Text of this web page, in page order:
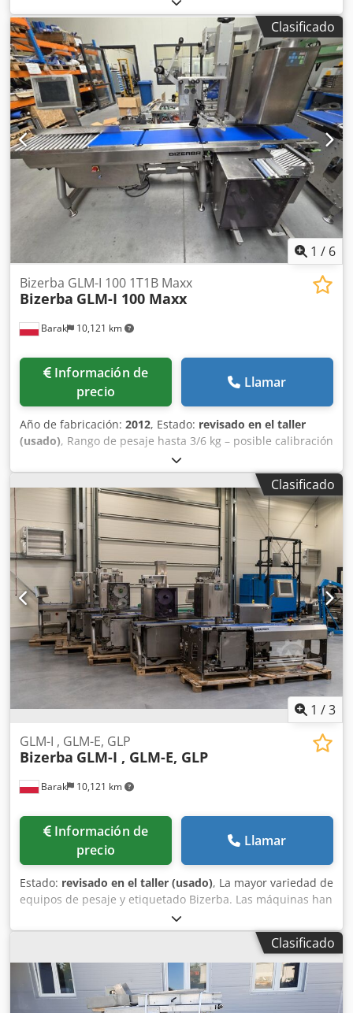
etiquetado (2x). Etiquetado. Peso del producto desde 150
g, presión de trabajo 6 bar. Báscula propia – pesaje del
producto. Hablamos inglés, alemán y lenguas de la ex-
Yugoslavia. Contacto posible también por WhatsApp.
Csdpfx Apsyvd T Eoyerf
Clasificado
1 / 6
Barak 10,121 km
Bizerba GLM-I 100 1T1B Maxx
Bizerba GLM-I 100 Maxx
Información de
precio
Llamar
Año de fabricación: 2012, Estado: revisado en el taller
(usado), Rango de pesaje hasta 3/6 kg – posible calibración
de la báscula con precisión de 3 o 6 kg. Dirección de
funcionamiento L→R Cedpjxazaiofx Apyjrf Aplicación de
etiquetas: - Superior – Sello - Inferior – Cinta Peso: Carga
máxima 3 kg Carga mínima 10 g e = 0,5 g Versión del
sistema 13.60 sp6 Terminal GT-12C Gt-Softcontrol ver. 4.40
Dispensador de etiquetas decorativas LDI Kit de impresión
por transferencia térmica Terminal a color con pantalla
táctil GT-12C Longitud del segmento de pesaje: 540 mm
Ancho de la cinta transportadora: 300 mm Año de
fabricación: 2012 / Renovación: 2025 Dimensiones del
dispositivo: 240 cm x 110 cm Ancho de la cabeza de
impresión: hasta 160 mm Licencias principales (superior):
[+] SOFTCONTROL_1 [+] CLASES DE PESO [+]
CODE_PART_PRINT [+] EURO [+] FUENTES_CARGADAS [+]
SPEED_GLMI100 Slave (etiquetadora inferior): [+]
CODE_PART_PRINT El dispositivo cuenta con 6 meses de
Clasificado
1 /3
Barak 10,121 km
GLM-I , GLM-E, GLP
Bizerba GLM-I , GLM-E, GLP
Información de
precio
Llamar
Estado: revisado en el taller (usado), La mayor variedad de
equipos de pesaje y etiquetado Bizerba. Las máquinas han
sido sometidas a una revisión general. Ofrecemos garantía
para todas las máquinas. Cjdpfx Apehtfr Deyerf
Clasificado